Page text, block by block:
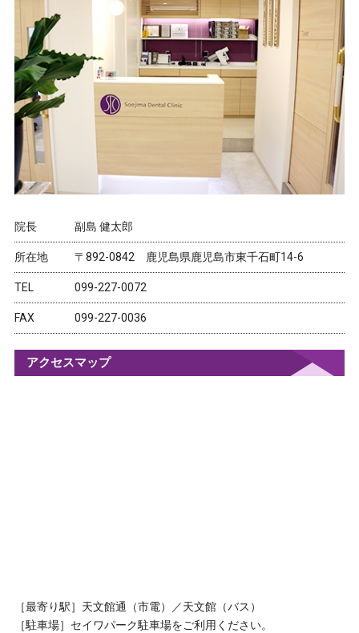
院長 副島 健太郎
所在地 〒892-0842 鹿児島県鹿児島市東千石町14-6
TEL 099-227-0072
FAX 099-227-0036
アクセスマップ
［最寄り駅］天文館通（市電）／天文館（バス）
［駐車場］セイワパーク駐車場をご利用ください。